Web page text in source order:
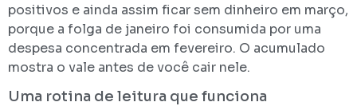
positivos e ainda assim ficar sem dinheiro em março,
porque a folga de janeiro foi consumida por uma
despesa concentrada em fevereiro. O acumulado
mostra o vale antes de você cair nele.
Uma rotina de leitura que funciona